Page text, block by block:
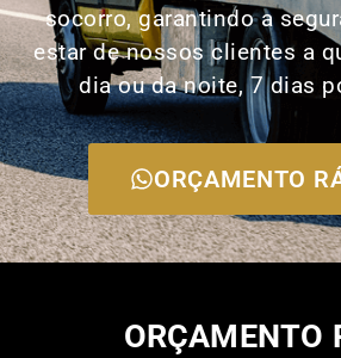
socorro, garantindo a
estar de nossos clientes a
dia ou da noite, 7 dias
ORÇAMENTO
ORÇAMENTO